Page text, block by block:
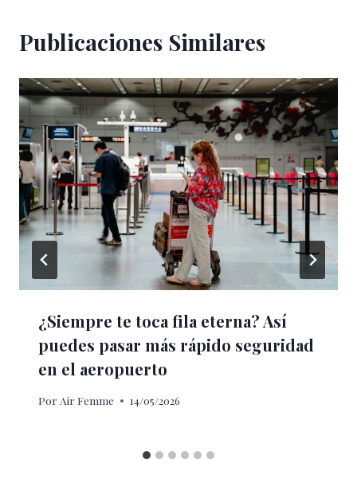
Publicaciones Similares
¿Siempre te toca fila eterna? Así
puedes pasar más rápido seguridad
en el aeropuerto
Por Air Femme 14/05/2026